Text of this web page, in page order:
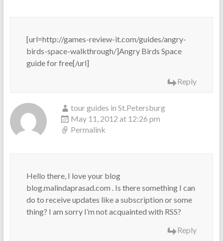
[url=http://games-review-it.com/guides/angry-
birds-space-walkthrough/]Angry Birds Space
guide for free[/url]
Reply
tour guides in St.Petersburg
May 11, 2012 at 12:26 pm
Permalink
Hello there, I love your blog
blog.malindaprasad.com . Is there something I can
do to receive updates like a subscription or some
thing? I am sorry I’m not acquainted with RSS?
Reply